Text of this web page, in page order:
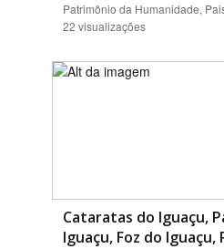
Patrimônio da Humanidade,
22 visualizações
Cataratas do Iguaçu,
Iguaçu, Foz do Iguaçu,